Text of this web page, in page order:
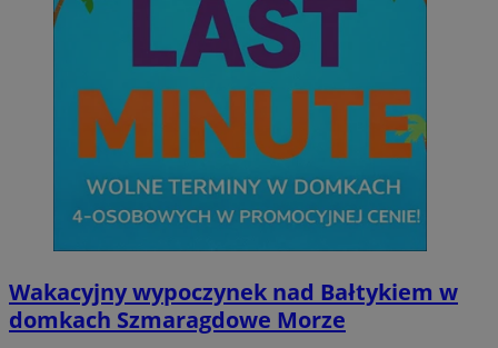
Wakacyjny wypoczynek nad Bałtykiem w
domkach Szmaragdowe Morze